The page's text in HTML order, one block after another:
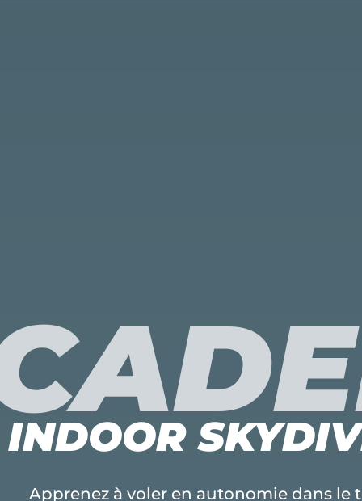
INDOOR
Apprenez à voler en autonomie dans le